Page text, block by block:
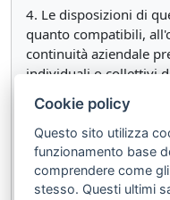
4. Le disposizioni di
quanto compatibili,
continuità aziendale
individuali o collettivi
professionisti.
_______
(1) Articolo inserito
giugno 2022, n. 83.
Cookie policy
Questo sito utilizza
funzionamento base
comprendere come
stesso. Questi ultimi